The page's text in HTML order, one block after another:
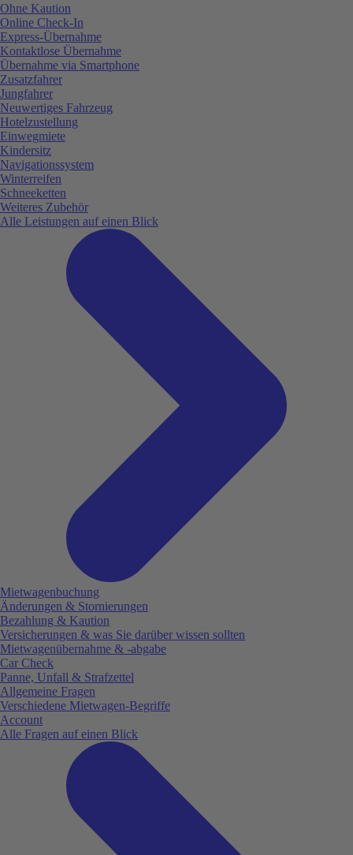
Ohne Kaution
Online Check-In
Express-Übernahme
Kontaktlose Übernahme
Übernahme via Smartphone
Zusatzfahrer
Jungfahrer
Neuwertiges Fahrzeug
Hotelzustellung
Einwegmiete
Kindersitz
Navigationssystem
Winterreifen
Schneeketten
Weiteres Zubehör
Alle Leistungen auf einen Blick
Mietwagenbuchung
Änderungen & Stornierungen
Bezahlung & Kaution
Versicherungen & was Sie darüber wissen sollten
Mietwagenübernahme & -abgabe
Car Check
Panne, Unfall & Strafzettel
Allgemeine Fragen
Verschiedene Mietwagen-Begriffe
Account
Alle Fragen auf einen Blick